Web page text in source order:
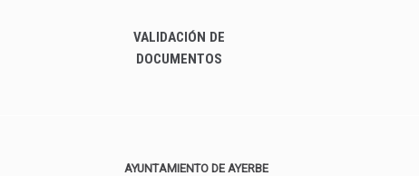
VALIDACIÓN DE
DOCUMENTOS
AYUNTAMIENTO DE AYERBE